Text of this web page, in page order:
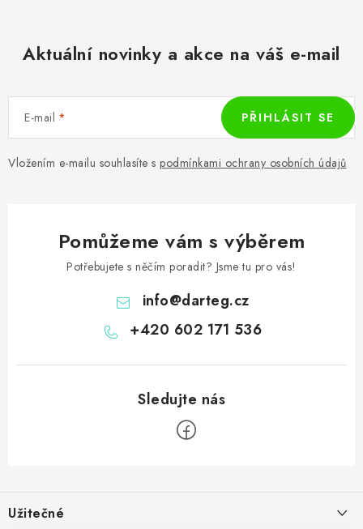
Aktuální novinky a akce na váš e-mail
E-mail
Vložením e-mailu souhlasíte s podmínkami ochrany osobních údajů
PŘIHLÁSIT SE
Pomůžeme vám s výběrem
Potřebujete s něčím poradit? Jsme tu pro vás!
info@darteg.cz
+420 602 171 536
pUžitečné